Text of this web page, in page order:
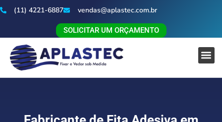
(11) 4221-6887 vendas@aplastec.com.br
SOLICITAR UM ORÇAMENTO